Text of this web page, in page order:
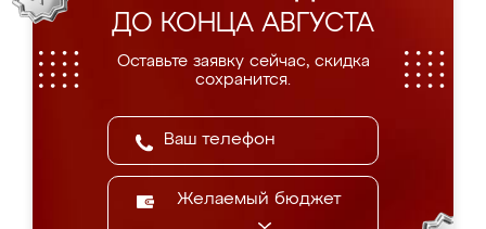
ДО КОНЦА АВГУСТА
Оставьте заявку сейчас, скидка
сохранится.
Желаемый бюджет